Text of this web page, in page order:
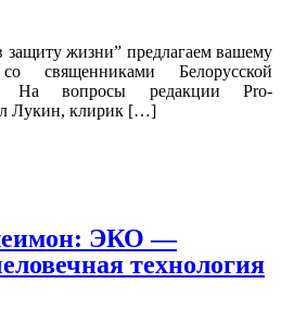
жизни” предлагаем вашему
священниками Белорусской
На вопросы редакции Pro-
Лукин, клирик […]
ЭКО —
технология